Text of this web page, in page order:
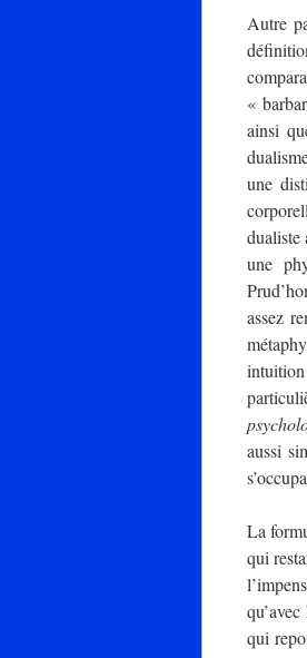
Autre
«
ainsi
une
dualiste
une
assez
aussi
La
qui
qui